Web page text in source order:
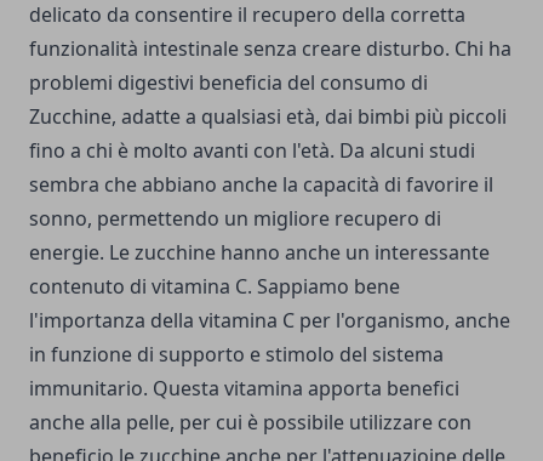
delicato da consentire il recupero della corretta
funzionalità intestinale senza creare disturbo. Chi ha
problemi digestivi beneficia del consumo di
Zucchine, adatte a qualsiasi età, dai bimbi più piccoli
fino a chi è molto avanti con l'età. Da alcuni studi
sembra che abbiano anche la capacità di favorire il
sonno, permettendo un migliore recupero di
energie. Le zucchine hanno anche un interessante
contenuto di vitamina C. Sappiamo bene
l'importanza della vitamina C per l'organismo, anche
in funzione di supporto e stimolo del sistema
immunitario. Questa vitamina apporta benefici
anche alla pelle, per cui è possibile utilizzare con